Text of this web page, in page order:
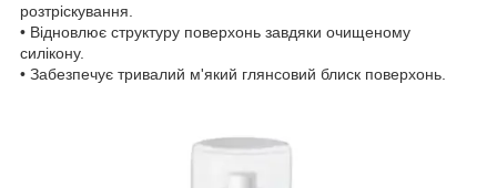
розтріскування.
• Відновлює структуру поверхонь завдяки очищеному
силікону.
• Забезпечує тривалий м'який глянсовий блиск поверхонь.